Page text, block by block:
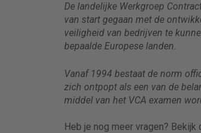
De landelijke Werkgroep
van start gegaan met de
veiligheid van bedrijven te
bepaalde Europese landen.
Vanaf 1994 bestaat de norm
zich ontpopt als een van de
middel van het VCA examen
Heb je nog meer vragen? Bekijk